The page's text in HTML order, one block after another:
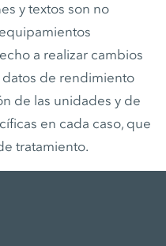
y textos son no
a realizar cambios
datos de rendimiento
de las unidades y de
en cada caso, que
tratamiento.